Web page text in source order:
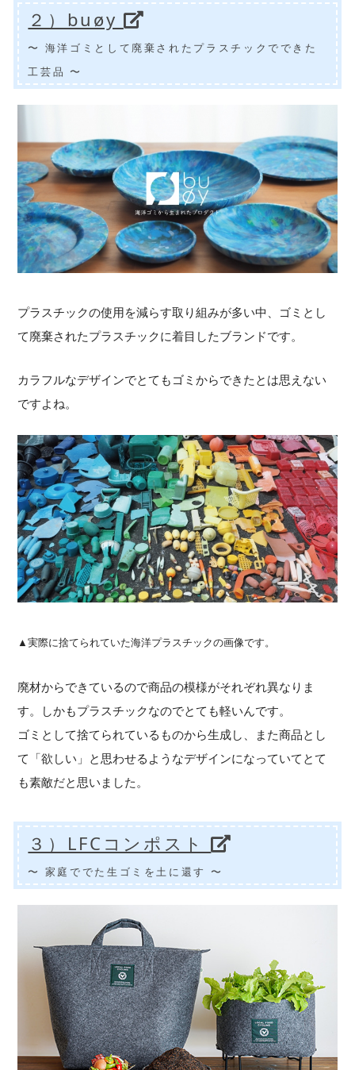
２）buøy
〜 海洋ゴミとして廃棄されたプラスチックでできた
工芸品 〜
プラスチックの使用を減らす取り組みが多い中、ゴミとし
て廃棄されたプラスチックに着目したブランドです。
カラフルなデザインでとてもゴミからできたとは思えない
ですよね。
▲実際に捨てられていた海洋プラスチックの画像です。
廃材からできているので商品の模様がそれぞれ異なりま
す。しかもプラスチックなのでとても軽いんです。
ゴミとして捨てられているものから生成し、また商品とし
て「欲しい」と思わせるようなデザインになっていてとて
も素敵だと思いました。
３）LFCコンポスト
〜 家庭ででた生ゴミを土に還す 〜